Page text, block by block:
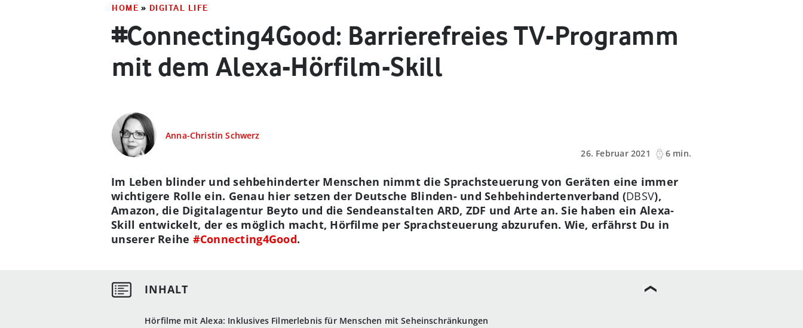
HOME » DIGITAL LIFE
#Connecting4Good: Barrierefreies TV-Programm
mit dem Alexa-Hörfilm-Skill
Anna-Christin Schwerz
26. Februar 2021
6 min.
Hörfilme mit Alexa: Inklusives Filmerlebnis für Menschen mit Seheinschränkungen
Im Leben blinder und sehbehinderter Menschen nimmt die Sprachsteuerung von Geräten eine immer
wichtigere Rolle ein. Genau hier setzen der Deutsche Blinden- und Sehbehindertenverband (DBSV),
Amazon, die Digitalagentur Beyto und die Sendeanstalten ARD, ZDF und Arte an. Sie haben ein Alexa-
Skill entwickelt, der es möglich macht, Hörfilme per Sprachsteuerung abzurufen. Wie, erfährst Du in
unserer Reihe #Connecting4Good.